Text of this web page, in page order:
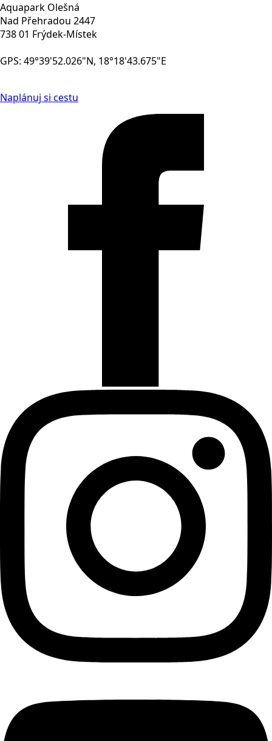
Aquapark Olešná
Nad Přehradou 2447
738 01 Frýdek-Místek
GPS: 49°39'52.026"N, 18°18'43.675"E
Naplánuj si cestu